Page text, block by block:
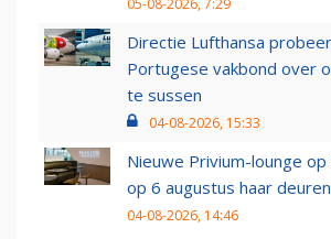
05-08-2026, 7:29
Directie Lufthansa
Portugese vakbond over
te sussen
04-08-2026, 15:33
Nieuwe Privium-lounge
op 6 augustus haar deuren
04-08-2026, 14:46